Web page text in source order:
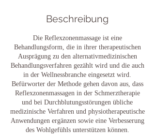
Beschreibung
Die Reflexzonenmassage ist eine
Behandlungsform, die in ihrer therapeutischen
Ausprägung zu den alternativmedizinischen
Behandlungsverfahren gezählt wird und die auch
in der Wellnessbranche eingesetzt wird.
Befürworter der Methode gehen davon aus, dass
Reflexzonenmassagen in der Schmerztherapie
und bei Durchblutungsstörungen übliche
medizinische Verfahren und physiotherapeutische
Anwendungen ergänzen sowie eine Verbesserung
des Wohlgefühls unterstützen können.